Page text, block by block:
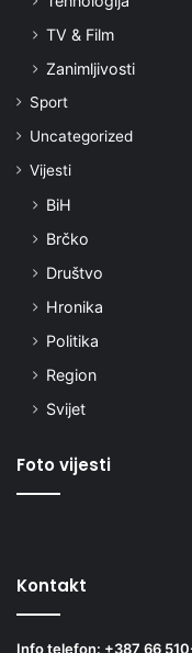
TV & Film
Zanimljivosti
Sport
Uncategorized
Vijesti
BiH
Brčko
Društvo
Hronika
Politika
Region
Svijet
Foto vijesti
Kontakt
Info telefon: +387 66